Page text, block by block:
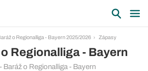
o Regionalliga - Bayern 2025/2026 Zápasy
Regionalliga - Bayern
Baráž o Regionalliga - Bayern